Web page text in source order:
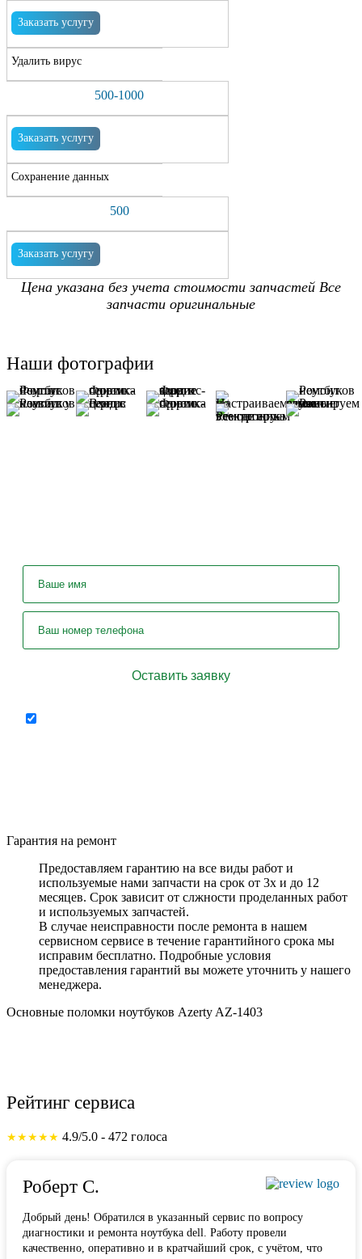
Заказать услугу
Удалить вирус
500-1000
Заказать услугу
Сохранение данных
500
Заказать услугу
Цена указана без учета стоимости запчастей Все
запчасти оригинальные
Наши фотографии
Гарантия на ремонт
Предоставляем гарантию на все виды работ и
используемые нами запчасти на срок от 3х и до 12
месяцев. Срок зависит от слжности проделанных работ
и используемых запчастей.
В случае неисправности после ремонта в нашем
сервисном сервисе в течение гарантийного срока мы
исправим бесплатно. Подробные условия
предоставления гарантий вы можете уточнить у нашего
менеджера.
Основные поломки ноутбуков Azerty AZ-1403
Рейтинг сервиса
★★★★★ 4.9/5.0 - 472 голоса
Роберт С.
Добрый день! Обратился в указанный сервис по вопросу
диагностики и ремонта ноутбука dell. Работу провели
качественно, оперативно и в кратчайший срок, с учётом, что